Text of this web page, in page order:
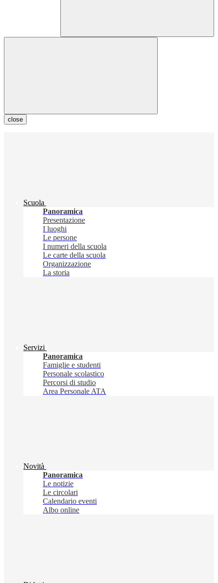
close
Scuola
Panoramica
Presentazione
I luoghi
Le persone
I numeri della scuola
Le carte della scuola
Organizzazione
La storia
Servizi
Panoramica
Famiglie e studenti
Personale scolastico
Percorsi di studio
Area Personale ATA
Novità
Panoramica
Le notizie
Le circolari
Calendario eventi
Albo online